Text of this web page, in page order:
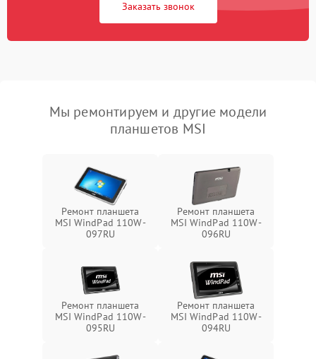
Заказать звонок
Мы ремонтируем и другие модели
планшетов MSI
Ремонт планшета
MSI WindPad 110W-
097RU
Ремонт планшета
MSI WindPad 110W-
096RU
Ремонт планшета
MSI WindPad 110W-
095RU
Ремонт планшета
MSI WindPad 110W-
094RU